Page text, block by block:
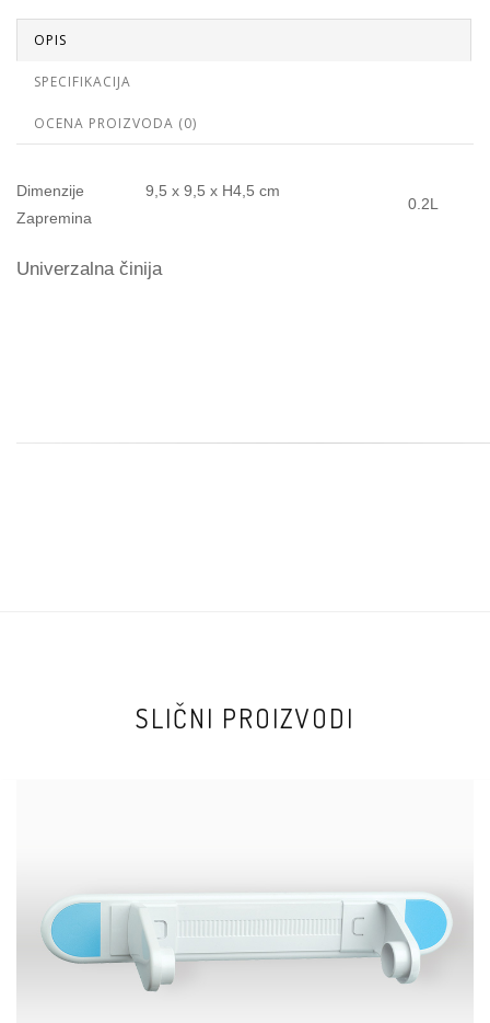
OPIS
SPECIFIKACIJA
OCENA PROIZVODA (0)
Dimenzije
9,5 x 9,5 x H4,5 cm
Zapremina
0.2L
Univerzalna činija
SLIČNI PROIZVODI